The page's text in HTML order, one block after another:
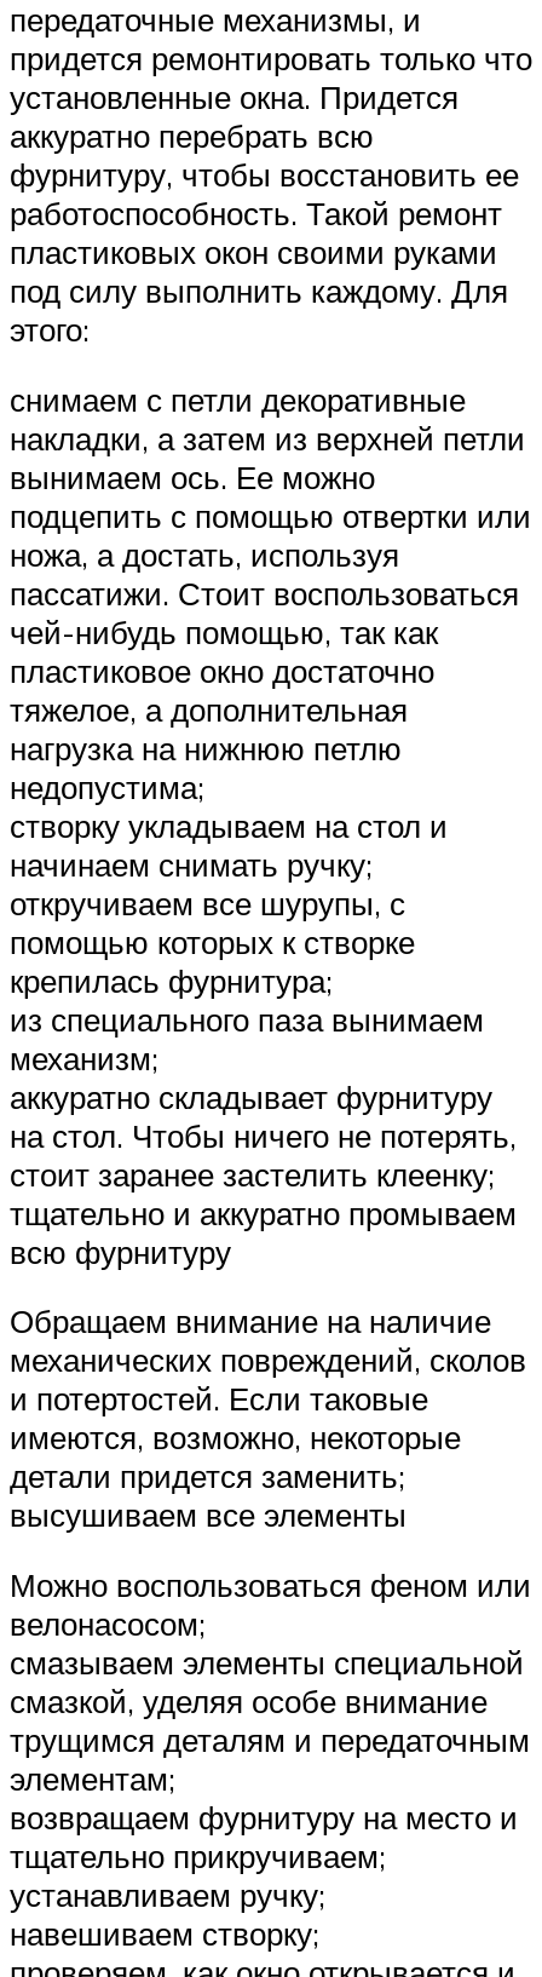
передаточные механизмы, и
придется ремонтировать только что
установленные окна. Придется
аккуратно перебрать всю
фурнитуру, чтобы восстановить ее
работоспособность. Такой ремонт
пластиковых окон своими руками
под силу выполнить каждому. Для
этого:
снимаем с петли декоративные
накладки, а затем из верхней петли
вынимаем ось. Ее можно
подцепить с помощью отвертки или
ножа, а достать, используя
пассатижи. Стоит воспользоваться
чей-нибудь помощью, так как
пластиковое окно достаточно
тяжелое, а дополнительная
нагрузка на нижнюю петлю
недопустима;
створку укладываем на стол и
начинаем снимать ручку;
откручиваем все шурупы, с
помощью которых к створке
крепилась фурнитура;
из специального паза вынимаем
механизм;
аккуратно складывает фурнитуру
на стол. Чтобы ничего не потерять,
стоит заранее застелить клеенку;
тщательно и аккуратно промываем
всю фурнитуру
Обращаем внимание на наличие
механических повреждений, сколов
и потертостей. Если таковые
имеются, возможно, некоторые
детали придется заменить;
высушиваем все элементы
Можно воспользоваться феном или
велонасосом;
смазываем элементы специальной
смазкой, уделяя особе внимание
трущимся деталям и передаточным
элементам;
возвращаем фурнитуру на место и
тщательно прикручиваем;
устанавливаем ручку;
навешиваем створку;